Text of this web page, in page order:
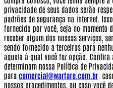
privacidade de seus dados serão
padrões de segurança na internet.
fornecido por você, seja no momento
receber algum dos nossos serviços,
sendo fornecido a terceiros para
aquela à qual você fez opção. Confira
determinam nossa Política de
para comercial@warfare.com.br
nossos procedimentos, ou caso você